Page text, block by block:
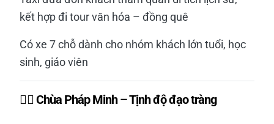
kết hợp đi tour văn hóa – đồng quê
Có xe 7 chỗ dành cho nhóm khách lớn tuổi, học
sinh, giáo viên
🧘‍♂️ Chùa Pháp Minh – Tịnh độ đạo tràng